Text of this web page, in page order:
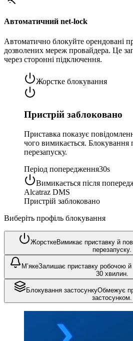
Автоматичний net-lock
Автоматично блокуйте орендовані
дозволених мереж провайдера. Це
через сторонні підключення.
Жорстке блокування
Пристрій заблоковано
Приставка показує
чого вимикається. Блокування
перезапуску.
Період попередження30s
Вимикається після
Alcatraz DMS
Пристрій заблоковано
Виберіть профіль блокування
ЖорсткеВимикає приставку й
перезапуску.
М’якеЗалишає приставку робочою й
30 хвилин.
Блокування застосункуОбмежує
застосунком.